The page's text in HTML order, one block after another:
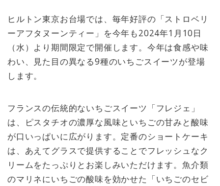
ヒルトン東京お台場では、毎年好評の「ストロベリ
ーアフタヌーンティー」を今年も2024年1月10日
（水）より期間限定で開催します。今年は食感や味
わい、見た目の異なる9種のいちごスイーツが登場
します。
フランスの伝統的ないちごスイーツ「フレジェ」
は、ピスタチオの濃厚な風味といちごの甘みと酸味
が口いっぱいに広がります。定番のショートケーキ
は、あえてグラスで提供することでフレッシュなク
リームをたっぷりとお楽しみいただけます。魚介類
のマリネにいちごの酸味を効かせた「いちごのセビ